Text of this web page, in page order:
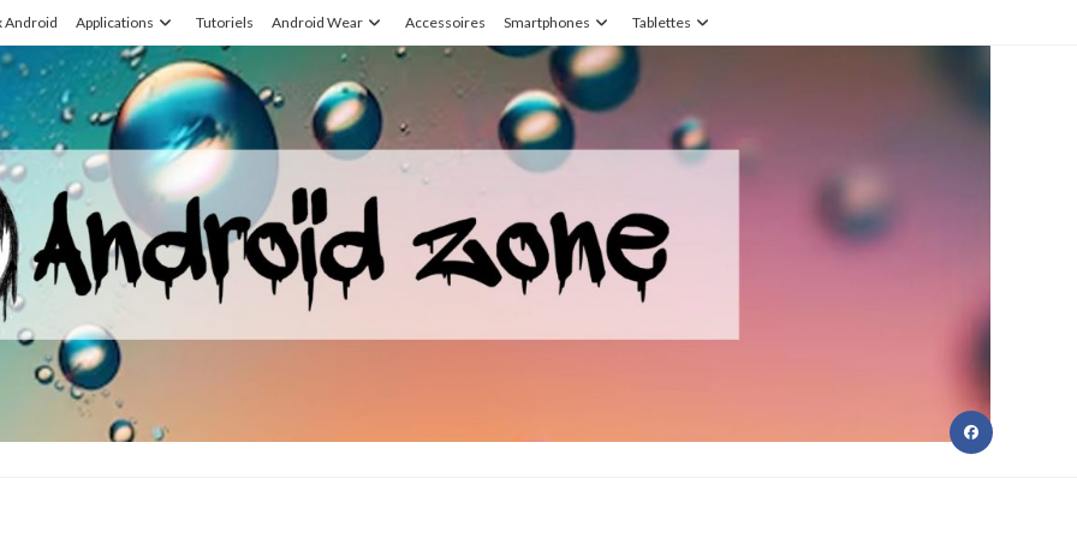
Android Applications Tutoriels Android Wear Accessoires Smartphones Tablettes